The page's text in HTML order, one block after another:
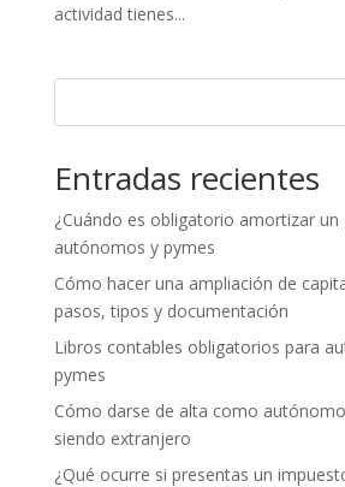
actividad tienes...
Entradas recientes
¿Cuándo es obligatorio amortizar un
autónomos y pymes
Cómo hacer una ampliación de
pasos, tipos y documentación
Libros contables obligatorios para
pymes
Cómo darse de alta como
siendo extranjero
¿Qué ocurre si presentas un